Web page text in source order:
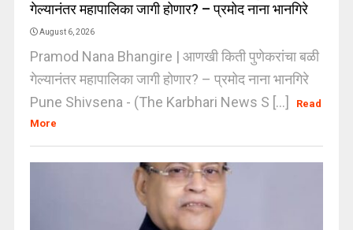
गेल्यानंतर महापालिका जागी होणार? – प्रमोद नाना भानगिरे
August 6, 2026
Pramod Nana Bhangire | आणखी किती पुणेकरांचा बळी
गेल्यानंतर महापालिका जागी होणार? – प्रमोद नाना भानगिरे
Pune Shivsena - (The Karbhari News S [...]
Read
More